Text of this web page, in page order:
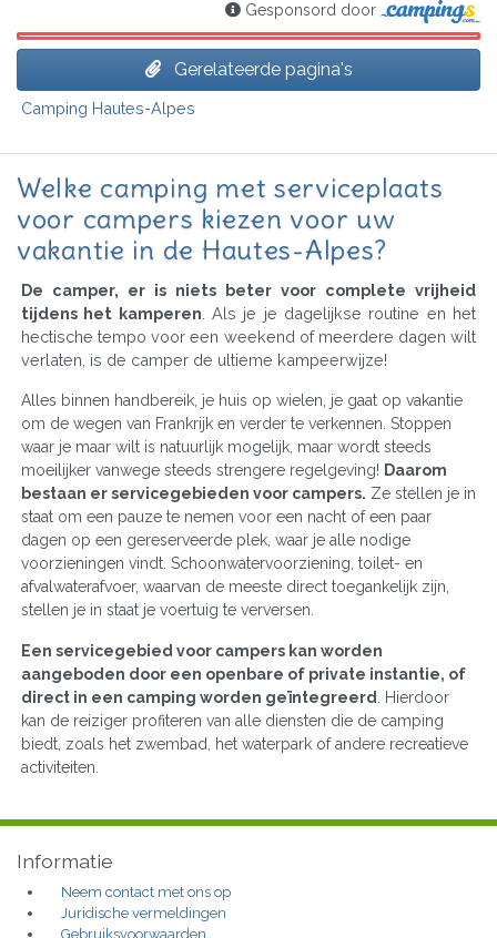
Gesponsord door
Gerelateerde pagina's
Camping Hautes-Alpes
Welke camping met serviceplaats
voor campers kiezen voor uw
vakantie in de Hautes-Alpes?
De camper, er is niets beter voor complete vrijheid
tijdens het kamperen . Als je je dagelijkse routine en het
hectische tempo voor een weekend of meerdere dagen wilt
verlaten, is de camper de ultieme kampeerwijze!
Alles binnen handbereik, je huis op wielen, je gaat op vakantie
om de wegen van Frankrijk en verder te verkennen. Stoppen
waar je maar wilt is natuurlijk mogelijk, maar wordt steeds
moeilijker vanwege steeds strengere regelgeving! Daarom
bestaan er servicegebieden voor campers. Ze stellen je in
staat om een pauze te nemen voor een nacht of een paar
dagen op een gereserveerde plek, waar je alle nodige
voorzieningen vindt. Schoonwatervoorziening, toilet- en
afvalwaterafvoer, waarvan de meeste direct toegankelijk zijn,
stellen je in staat je voertuig te verversen.
Een servicegebied voor campers kan worden
aangeboden door een openbare of private instantie, of
direct in een camping worden geïntegreerd
. Hierdoor
kan de reiziger profiteren van alle diensten die de camping
biedt, zoals het zwembad, het waterpark of andere recreatieve
activiteiten.
Informatie
Neem contact met ons op
Juridische vermeldingen
Gebruiksvoorwaarden